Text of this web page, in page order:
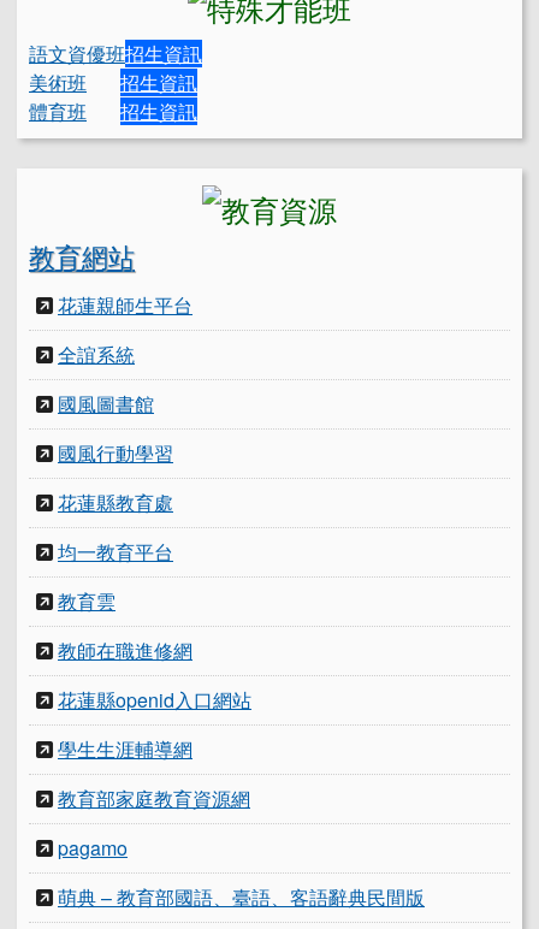
語文資優班招生資訊
美術班
招生資訊
體育班
招生資訊
教育網站
花蓮親師生平台
全誼系統
國風圖書館
國風行動學習
花蓮縣教育處
均一教育平台
教育雲
教師在職進修網
花蓮縣openid入口網站
學生生涯輔導網
教育部家庭教育資源網
pagamo
萌典 – 教育部國語、臺語、客語辭典民間版